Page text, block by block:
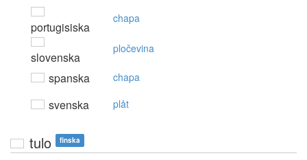
portugisiska
chapa
slovenska
pločevina
spanska chapa
svenska plåt
tulo finska